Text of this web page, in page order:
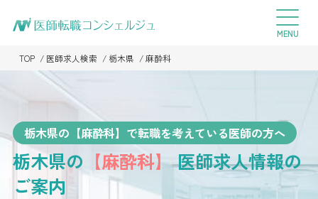
TOP 医師求人検索 栃木県 麻酔科
栃木県の【麻酔科】で転職を考えている医師の方へ
栃木県の 【麻酔科】医師求人情報の
ご案内